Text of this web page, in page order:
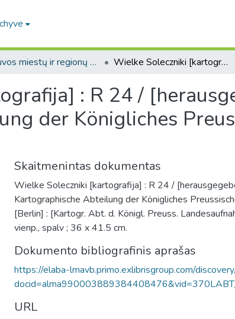
Lietuvos miestų ir regionų žemėlapiai / Maps of Lithuanian cities and towns Wielke Soleczniki [kartografija] : R 24 / [herausgegeben von der] Kartographische Abteilung der Königliches Preussischen Landesaufnahme
: R 24 /
der Königliches
Skaitmenintas dokumentas
Wielke Soleczniki [kartografija] : R 24 /
Kartographische Abteilung der Königliches
[Berlin] : [Kartogr. Abt. d. Königl. Preuss.
vienp., spalv ; 36 x 41.5 cm.
Dokumento bibliografinis aprašas
https://elaba-lmavb.primo.exlibrisgroup.com/
URL